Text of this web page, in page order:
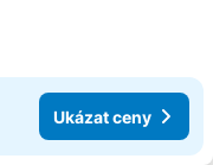
Ukázat ceny